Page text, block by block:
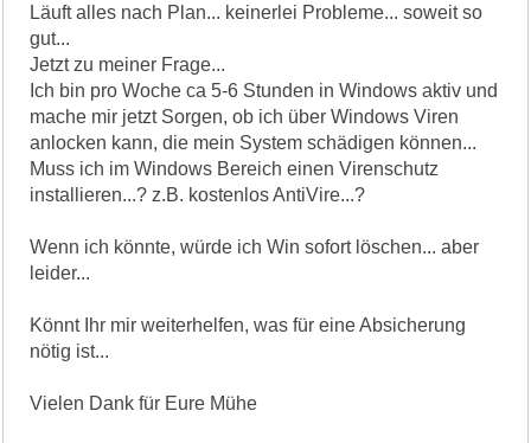
Läuft alles nach Plan... keinerlei Probleme... soweit so
gut...
Jetzt zu meiner Frage...
Ich bin pro Woche ca 5-6 Stunden in Windows aktiv und
mache mir jetzt Sorgen, ob ich über Windows Viren
anlocken kann, die mein System schädigen können...
Muss ich im Windows Bereich einen Virenschutz
installieren...? z.B. kostenlos AntiVire...?
Wenn ich könnte, würde ich Win sofort löschen... aber
leider...
Könnt Ihr mir weiterhelfen, was für eine Absicherung
nötig ist...
Vielen Dank für Eure Mühe